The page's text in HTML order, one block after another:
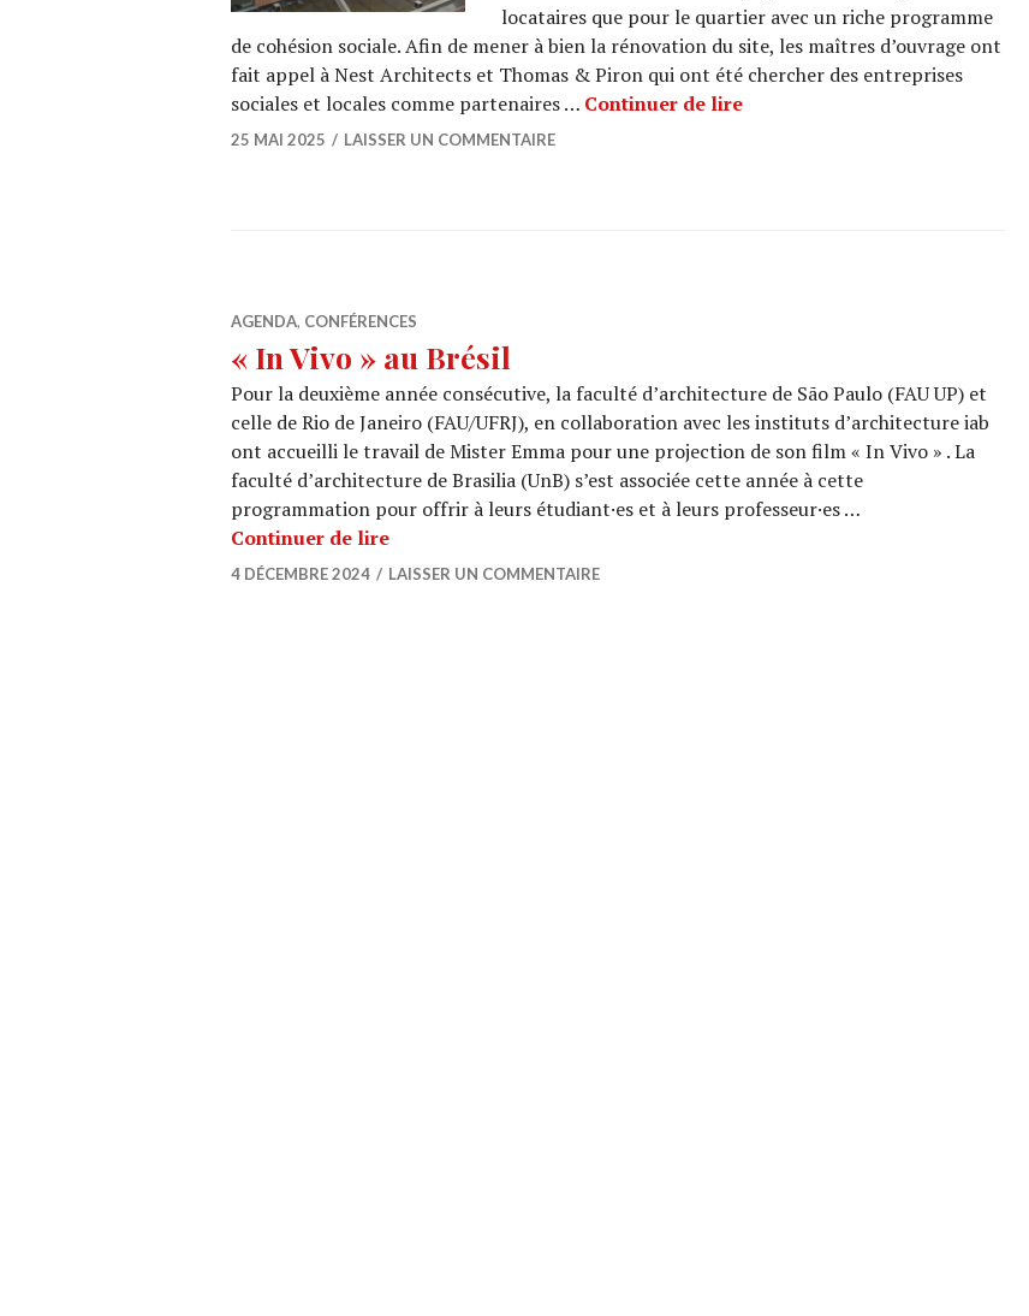
locataires que pour le quartier avec un riche programme
de cohésion sociale. Afin de mener à bien la rénovation du site, les maîtres d’ouvrage ont
fait appel à Nest Architects et Thomas & Piron qui ont été chercher des entreprises
sociales et locales comme partenaires … Continuer de lireARCHI URBAIN (19/30) : Nest
25 MAI 2025 LAISSER UN COMMENTAIRE
AGENDA, CONFÉRENCES
« In Vivo » au Brésil
Pour la deuxième année consécutive, la faculté d’architecture de São Paulo (FAU UP) et
celle de Rio de Janeiro (FAU/UFRJ), en collaboration avec les instituts d’architecture iab
ont accueilli le travail de Mister Emma pour une projection de son film « In Vivo » . La
faculté d’architecture de Brasilia (UnB) s’est associée cette année à cette
programmation pour offrir à leurs étudiant·es et à leurs professeur·es …
Continuer de lire« In Vivo » au Brésil
4 DÉCEMBRE 2024 LAISSER UN COMMENTAIRE